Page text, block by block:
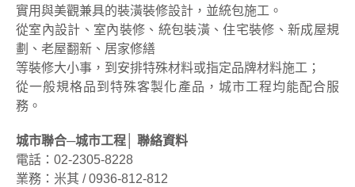
實用與美觀兼具的裝潢裝修設計，並統包施工。
從室內設計、室內裝修、統包裝潢、住宅裝修、新成屋規
劃、老屋翻新、居家修繕
等裝修大小事，到安排特殊材料或指定品牌材料施工；
從一般規格品到特殊客製化產品，城市工程均能配合服
務。
城市聯合─城市工程│ 聯絡資料
電話：02-2305-8228
業務：米其 / 0936-812-812